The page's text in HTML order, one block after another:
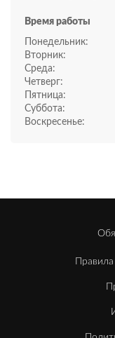
Время работы
Понедельник:
Вторник:
Среда:
Четверг:
Пятница:
Суббота:
Воскресенье: